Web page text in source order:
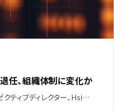
任、組織体制に変化か
ティブディレクター、Hsi…